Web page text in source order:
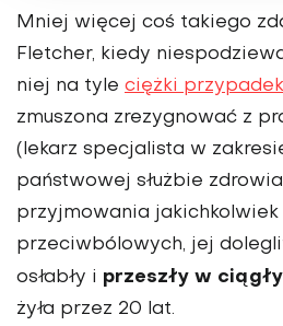
Mniej więcej coś takiego
Fletcher, kiedy
niej na tyle ciężki przypadek
zmuszona zrezygnować z
(lekarz specjalista w
państwowej służbie
przyjmowania jakichkolwiek
przeciwbólowych, jej
osłabły i przeszły w
żyła przez 20 lat.